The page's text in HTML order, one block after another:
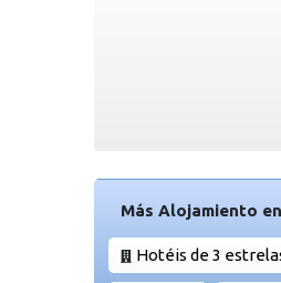
Más Alojamiento
Hotéis de 3